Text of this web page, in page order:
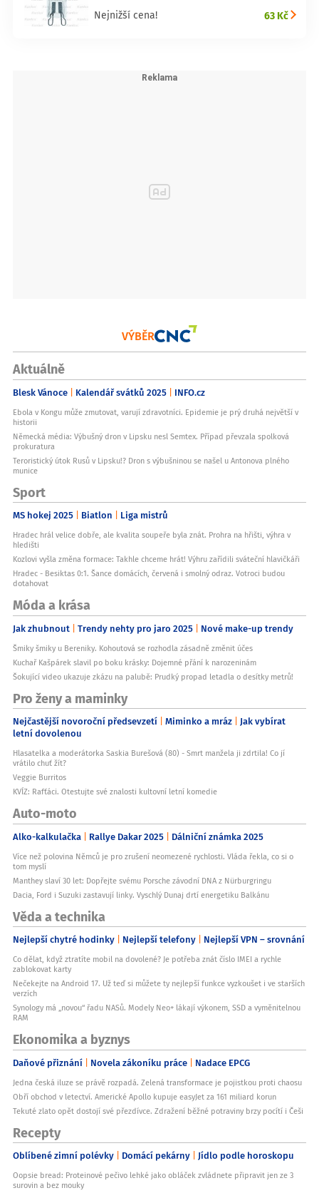
Nejnižší cena! 63 Kč
VÝBĚR
Aktuálně
Blesk Vánoce Kalendář svátků 2025 INFO.cz
Ebola v Kongu může zmutovat, varují zdravotníci. Epidemie je prý druhá největší v
historii
Německá média: Výbušný dron v Lipsku nesl Semtex. Případ převzala spolková
prokuratura
Teroristický útok Rusů v Lipsku!? Dron s výbušninou se našel u Antonova plného
munice
Sport
MS hokej 2025 Biatlon Liga mistrů
Hradec hrál velice dobře, ale kvalita soupeře byla znát. Prohra na hřišti, výhra v
hledišti
Kozlovi vyšla změna formace: Takhle chceme hrát! Výhru zařídili sváteční hlavičkáři
Hradec - Besiktas 0:1. Šance domácích, červená i smolný odraz. Votroci budou
dotahovat
Móda a krása
Jak zhubnout Trendy nehty pro jaro 2025 Nové make-up trendy
Šmiky šmiky u Bereniky. Kohoutová se rozhodla zásadně změnit účes
Kuchař Kašpárek slavil po boku krásky: Dojemné přání k narozeninám
Šokující video ukazuje zkázu na palubě: Prudký propad letadla o desítky metrů!
Pro ženy a maminky
Nejčastější novoroční předsevzetí Miminko a mráz Jak vybírat
letní dovolenou
Hlasatelka a moderátorka Saskia Burešová (80) - Smrt manžela ji zdrtila! Co jí
vrátilo chuť žít?
Veggie Burritos
KVÍZ: Rafťáci. Otestujte své znalosti kultovní letní komedie
Auto-moto
Alko-kalkulačka Rallye Dakar 2025 Dálniční známka 2025
Více než polovina Němců je pro zrušení neomezené rychlosti. Vláda řekla, co si o
tom myslí
Manthey slaví 30 let: Dopřejte svému Porsche závodní DNA z Nürburgringu
Dacia, Ford i Suzuki zastavují linky. Vyschlý Dunaj drtí energetiku Balkánu
Věda a technika
Nejlepší chytré hodinky Nejlepší telefony Nejlepší VPN – srovnání
Co dělat, když ztratíte mobil na dovolené? Je potřeba znát číslo IMEI a rychle
zablokovat karty
Nečekejte na Android 17. Už teď si můžete ty nejlepší funkce vyzkoušet i ve starších
verzích
Synology má „novou“ řadu NASů. Modely Neo+ lákají výkonem, SSD a vyměnitelnou
RAM
Ekonomika a byznys
Daňové přiznání Novela zákoníku práce Nadace EPCG
Jedna česká iluze se právě rozpadá. Zelená transformace je pojistkou proti chaosu
Obří obchod v letectví. Americké Apollo kupuje easyJet za 161 miliard korun
Tekuté zlato opět dostojí své přezdívce. Zdražení běžné potraviny brzy pocítí i Češi
Recepty
Oblíbené zimní polévky Domácí pekárny Jídlo podle horoskopu
Oopsie bread: Proteinové pečivo lehké jako obláček zvládnete připravit jen ze 3
surovin a bez mouky